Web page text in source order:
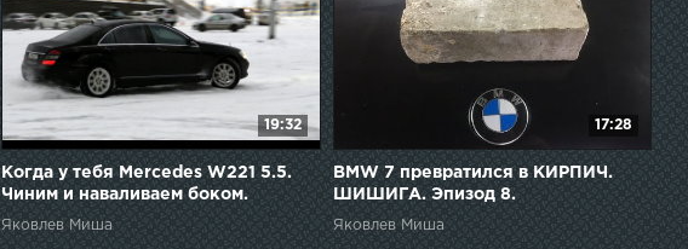
19:32
Когда у тебя Mercedes W221 5.5.
Чиним и наваливаем боком.
Яковлев Миша
17:28
BMW 7 превратился в КИРПИЧ.
ШИШИГА. Эпизод 8.
Яковлев Миша